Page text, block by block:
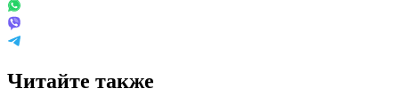
Читайте также